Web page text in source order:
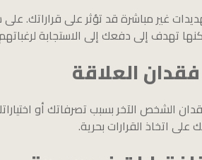
غير مباشرة قد تؤثر على قراراتك.
تهدف إلى دفعك إلى الاستجابة
العلاقة
الشخص الآخر بسبب تصرفاتك أو
اتخاذ القرارات بحرية.